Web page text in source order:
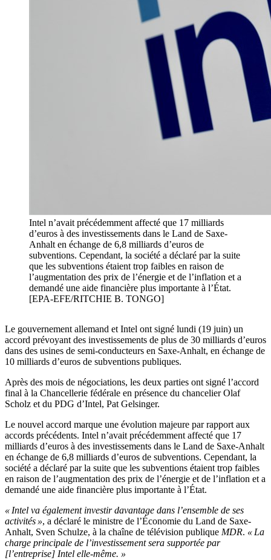
Intel n’avait précédemment affecté que 17 milliards
d’euros à des investissements dans le Land de Saxe-
Anhalt en échange de 6,8 milliards d’euros de
subventions. Cependant, la société a déclaré par la suite
que les subventions étaient trop faibles en raison de
l’augmentation des prix de l’énergie et de l’inflation et a
demandé une aide financière plus importante à l’État.
[EPA-EFE/RITCHIE B. TONGO]
Le gouvernement allemand et Intel ont signé lundi (19 juin) un
accord prévoyant des investissements de plus de 30 milliards d’euros
dans des usines de semi-conducteurs en Saxe-Anhalt, en échange de
10 milliards d’euros de subventions publiques.
Après des mois de négociations, les deux parties ont signé l’accord
final à la Chancellerie fédérale en présence du chancelier Olaf
Scholz et du PDG d’Intel, Pat Gelsinger.
Le nouvel accord marque une évolution majeure par rapport aux
accords précédents. Intel n’avait précédemment affecté que 17
milliards d’euros à des investissements dans le Land de Saxe-Anhalt
en échange de 6,8 milliards d’euros de subventions. Cependant, la
société a déclaré par la suite que les subventions étaient trop faibles
en raison de l’augmentation des prix de l’énergie et de l’inflation et a
demandé une aide financière plus importante à l’État.
« Intel va également investir davantage dans l’ensemble de ses
activités », a déclaré le ministre de l’Économie du Land de Saxe-
Anhalt, Sven Schulze, à la chaîne de télévision publique MDR. « La
charge principale de l’investissement sera supportée par
[l’entreprise] Intel elle-même. »